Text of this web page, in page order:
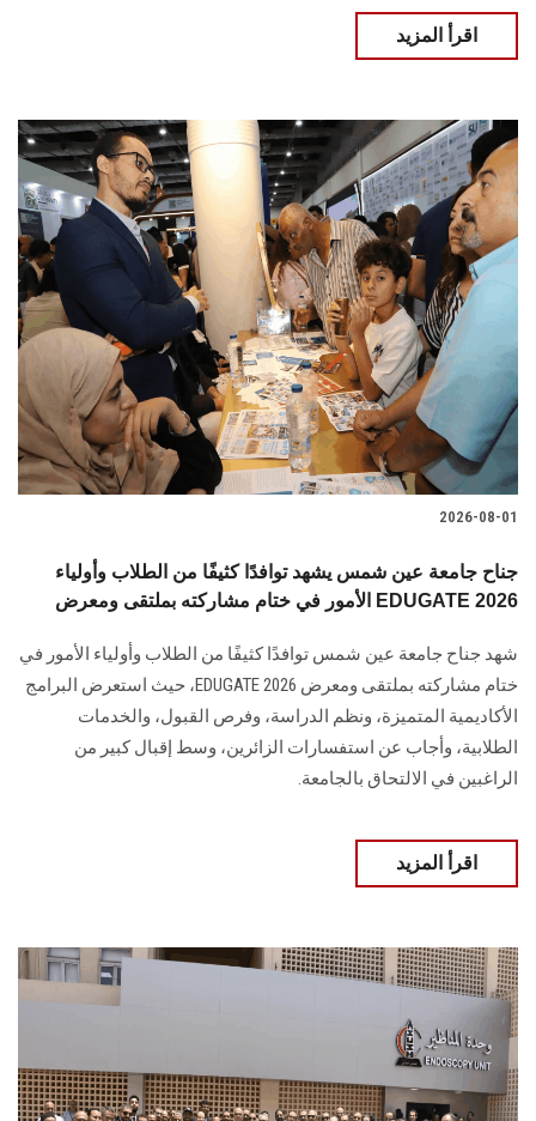
اقرأ المزيد
2026-08-01
جناح جامعة عين شمس يشهد توافدًا كثيفًا من الطلاب وأولياء
الأمور في ختام مشاركته بملتقى ومعرض EDUGATE 2026
شهد جناح جامعة عين شمس توافدًا كثيفًا من الطلاب وأولياء الأمور في
ختام مشاركته بملتقى ومعرض EDUGATE 2026، حيث استعرض البرامج
الأكاديمية المتميزة، ونظم الدراسة، وفرص القبول، والخدمات
الطلابية، وأجاب عن استفسارات الزائرين، وسط إقبال كبير من
الراغبين في الالتحاق بالجامعة.
اقرأ المزيد